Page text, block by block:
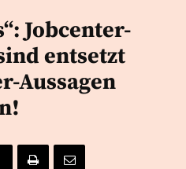
Jobcenter-
entsetzt
Aussagen